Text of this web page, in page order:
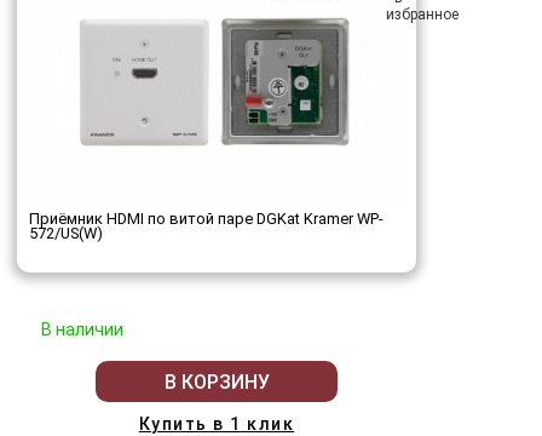
Приёмник HDMI по витой паре DGKat Kramer WP-
572/US(W)
В наличии
В КОРЗИНУ
Купить в 1 клик